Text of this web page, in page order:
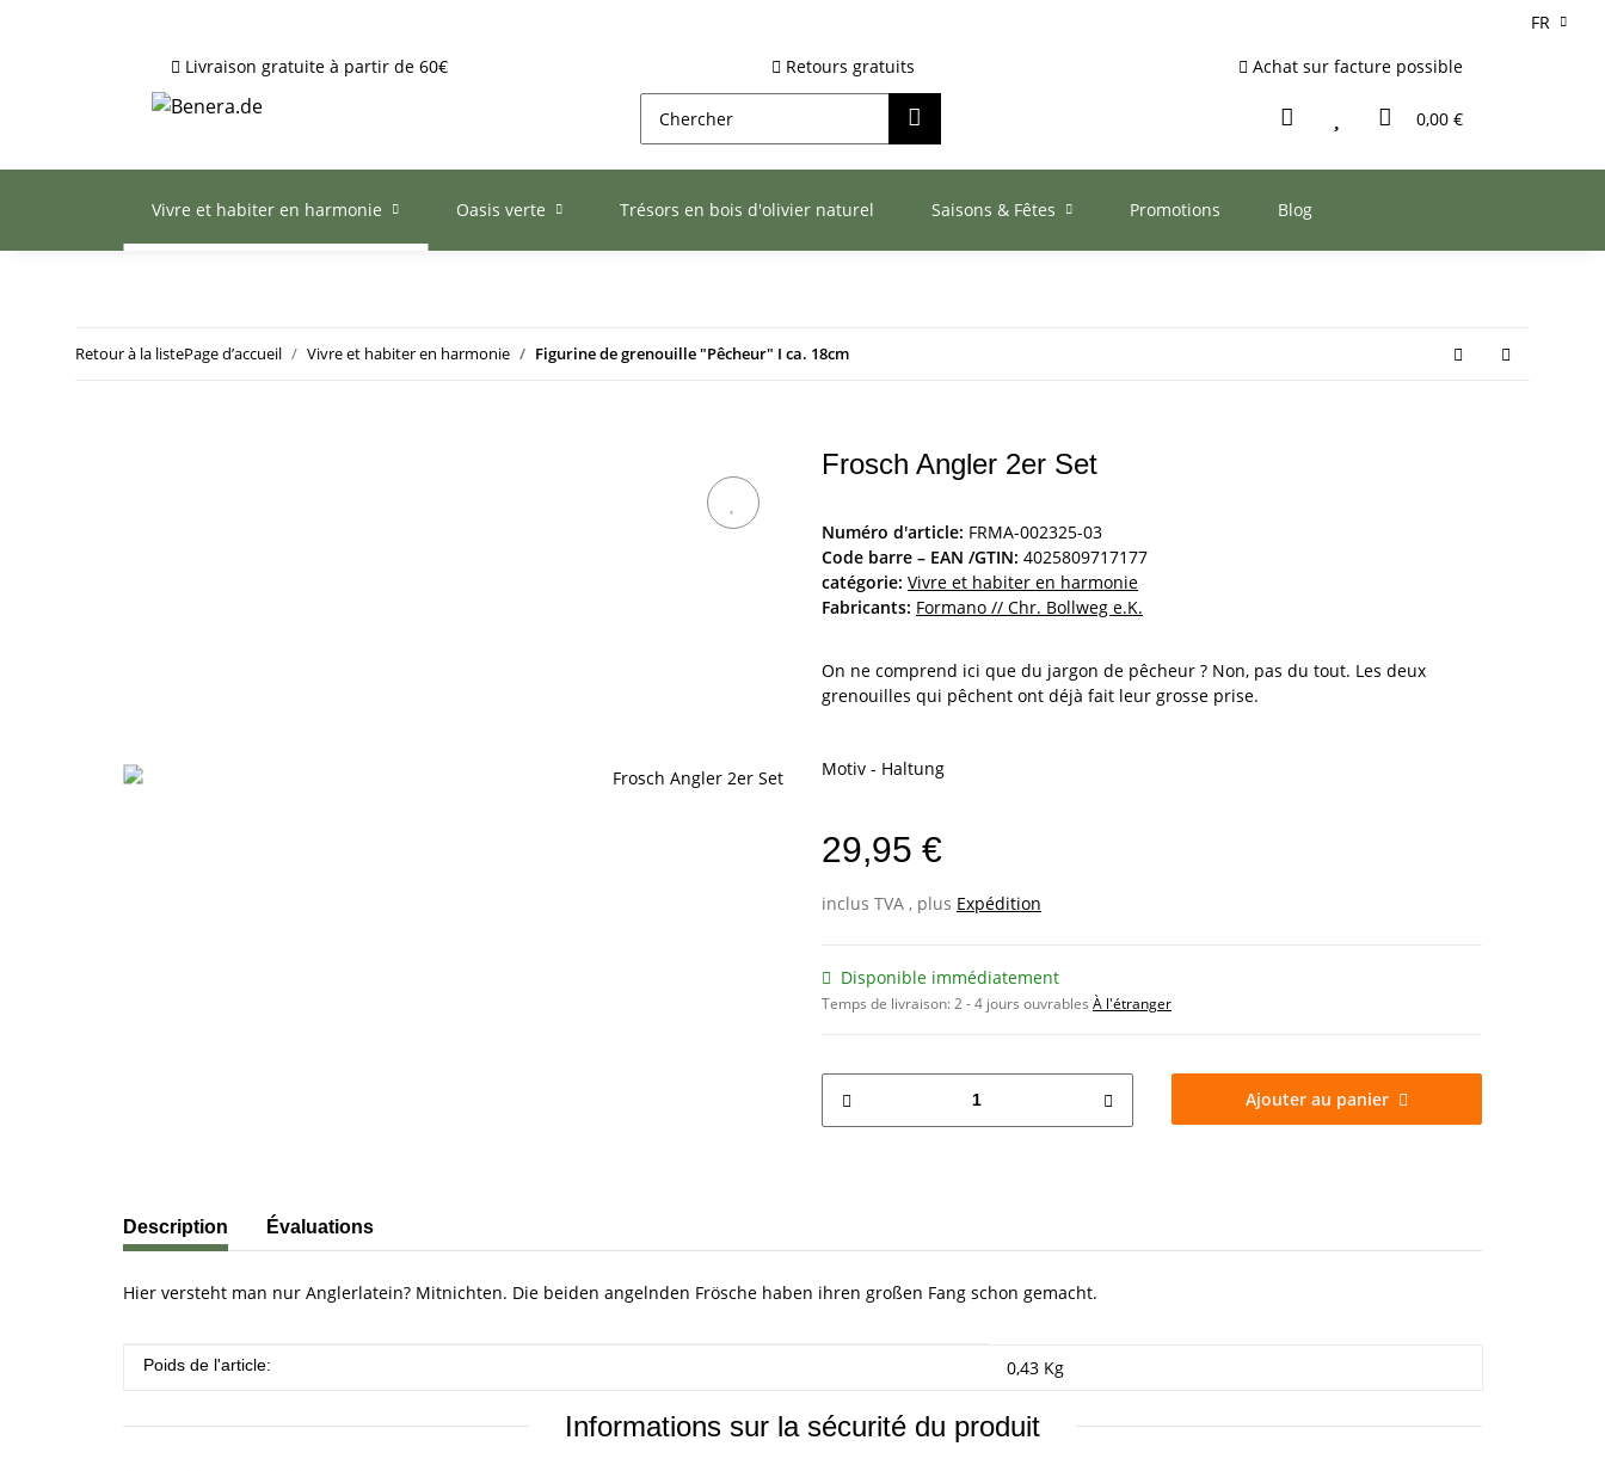
FR
Livraison gratuite à partir de 60€
Retours gratuits Achat sur facture possible
0,00 €
Vivre et habiter en harmonie Oasis verte Trésors en bois d'olivier naturel Saisons & Fêtes Promotions Blog
Retour à la listePage d’accueil Vivre et habiter en harmonie Figurine de grenouille "Pêcheur" I ca. 18cm
Frosch Angler 2er Set
Numéro d'article: FRMA-002325-03
Code barre – EAN /GTIN: 4025809717177
catégorie: Vivre et habiter en harmonie
Fabricants: Formano // Chr. Bollweg e.K.
On ne comprend ici que du jargon de pêcheur ? Non, pas du tout. Les deux
grenouilles qui pêchent ont déjà fait leur grosse prise.
Motiv - Haltung
29,95 €
inclus TVA , plus Expédition
Disponible immédiatement
Temps de livraison:2 - 4 jours ouvrables À l'étranger
Ajouter au panier
#productDetails.showMoreTabs#
Description Évaluations
Hier versteht man nur Anglerlatein? Mitnichten. Die beiden angelnden Frösche haben ihren großen Fang schon gemacht.
#productDetails.itemInformation#
#productDetails.itemValue#
Poids de l'article: 0,43 Kg
Informations sur la sécurité du produit